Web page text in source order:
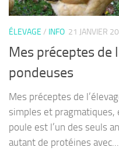
ÉLEVAGE / INFO 21 JANVIER
Mes préceptes de
pondeuses
Mes préceptes de
simples et pragmatiques,
poule est l’un des seuls
autant de protéines avec...